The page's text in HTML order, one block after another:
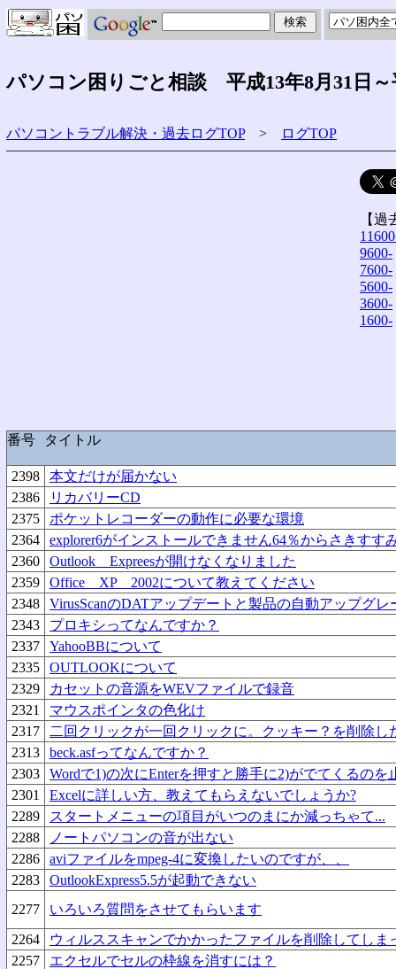
パソコン困りごと相談 平成13年8月31日～
パソコントラブル解決・過去ログTOP> ログTOP
【
9600-
7600-
5600-
3600-
1600-
番号 タイトル
2398
本文だけが届かない
2386
リカバリーCD
2375
ポケットレコーダーの動作に必要な環境
2364
explorer6がインストールできません64％からさきすす
2360
Outlook Expreesが開けなくなりました
2359
Office XP 2002について教えてください
2348
VirusScanのDATアップデートと製品の自動アップグレ
2343
プロキシってなんですか？
2337
YahooBBについて
2335
OUTLOOKについて
2329
カセットの音源をWEVファイルで録音
2321
マウスポインタの色化け
2317
二回クリックが一回クリックに。クッキー？を削除し
2313
beck.asfってなんですか？
2303
Wordで1)の次にEnterを押すと勝手に2)がでてくるのを
2301
Excelに詳しい方、教えてもらえないでしょうか?
2289
スタートメニューの項目がいつのまにか減っちゃて...
2288
ノートパソコンの音が出ない
2286
aviファイルをmpeg-4に変換したいのですが、、
2283
OutlookExpress5.5が起動できない
2277
いろいろ質問をさせてもらいます
2264
ウィルススキャンでかかったファイルを削除してしま
2257
エクセルでセルの枠線を消すには？